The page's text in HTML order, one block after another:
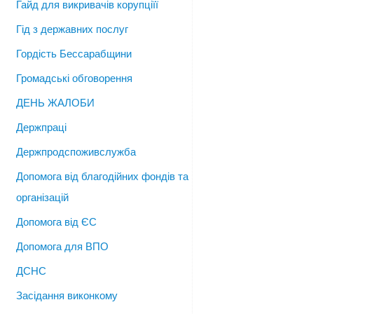
Гайд для викривачів корупціїї
Гід з державних послуг
Гордість Бессарабщини
Громадські обговорення
ДЕНЬ ЖАЛОБИ
Держпраці
Держпродспоживслужба
Допомога від благодійних фондів та
організацій
Допомога від ЄС
Допомога для ВПО
ДСНС
Засідання виконкому